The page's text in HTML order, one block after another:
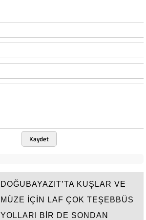
Kaydet
DOĞUBAYAZIT’TA KUŞLAR VE
MÜZE İÇİN LAF ÇOK TEŞEBBÜS
YOLLARI BİR DE SONDAN